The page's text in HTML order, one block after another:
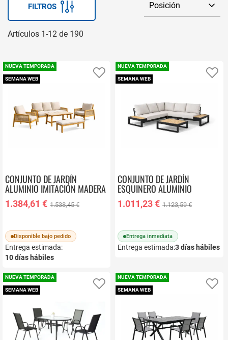
FILTROS
Artículos 1-12 de 190
NUEVA TEMPORADA
SEMANA WEB
Añadir a favoritos
CONJUNTO DE JARDÍN
ALUMINIO IMITACIÓN MADERA
CROACIA
1.384,61 € 1.538,45 €
Disponible bajo pedido
Entrega estimada:
10días hábiles
NUEVA TEMPORADA
SEMANA WEB
CONJUNTO DE JARDÍN
ESQUINERO ALUMINIO
ANTRACITA PORTUGAL
1.011,23 € 1.123,59 €
Entrega inmediata
Entrega estimada:3días hábiles
NUEVA TEMPORADA
SEMANA WEB
Añadir a favoritos
NUEVA TEMPORADA
SEMANA WEB